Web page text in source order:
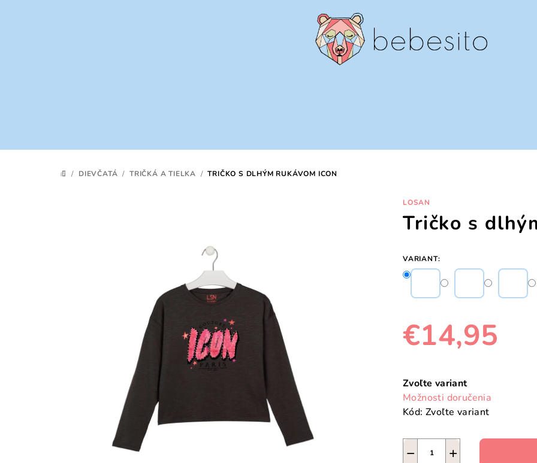
DOMOV
/ DIEVČATÁ / TRIČKÁ A TIELKA / TRIČKO S DLHÝM RUKÁVOM ICON
LOSAN
Tričko s
VARIANT:
€14,95
cena:
Zvoľte variant
Možnosti doručenia
Kód: Zvoľte variant
+
−